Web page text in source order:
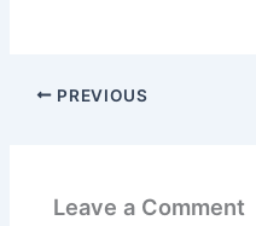
PREVIOUS
Leave a Comment